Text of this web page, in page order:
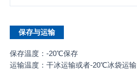
保存与运输
保存温度：-20℃保存
运输温度：干冰运输或者-20℃冰袋运输